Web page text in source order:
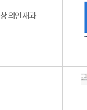
창의인재과